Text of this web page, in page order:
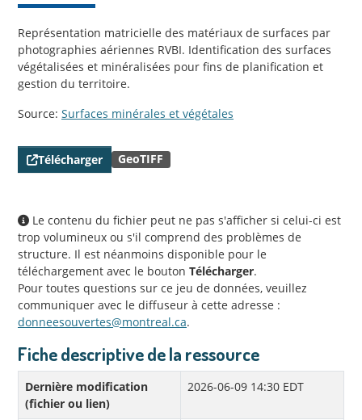
Représentation matricielle des matériaux de surfaces par
photographies aériennes RVBI. Identification des surfaces
végétalisées et minéralisées pour fins de planification et
gestion du territoire.
Source: Surfaces minérales et végétales
Télécharger GeoTIFF
Le contenu du fichier peut ne pas s'afficher si celui-ci est
trop volumineux ou s'il comprend des problèmes de
structure. Il est néanmoins disponible pour le
téléchargement avec le bouton Télécharger.
Pour toutes questions sur ce jeu de données, veuillez
communiquer avec le diffuseur à cette adresse :
donneesouvertes@montreal.ca.
Fiche descriptive de la ressource
Dernière modification
(fichier ou lien)
2026-06-09 14:30 EDT